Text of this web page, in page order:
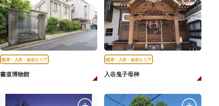
根岸・入谷・金杉エリア
書道博物館
根岸・入谷・金杉エリア
入谷鬼子母神